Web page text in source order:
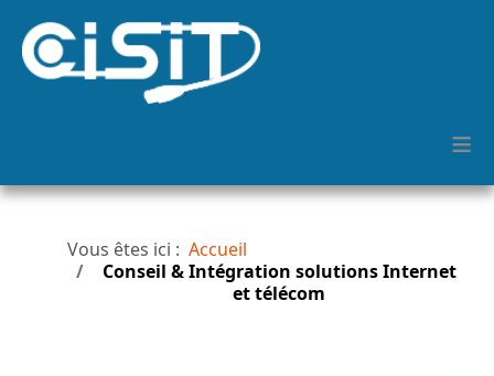
≡
Vous êtes ici : Accueil
Conseil & Intégration solutions Internet
et télécom